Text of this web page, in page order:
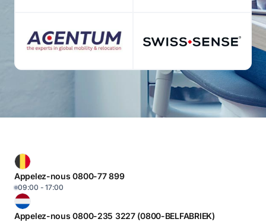
Appelez-nous 0800-77 899
09:00 - 17:00
Appelez-nous 0800-235 3227 (0800-BELFABRIEK)